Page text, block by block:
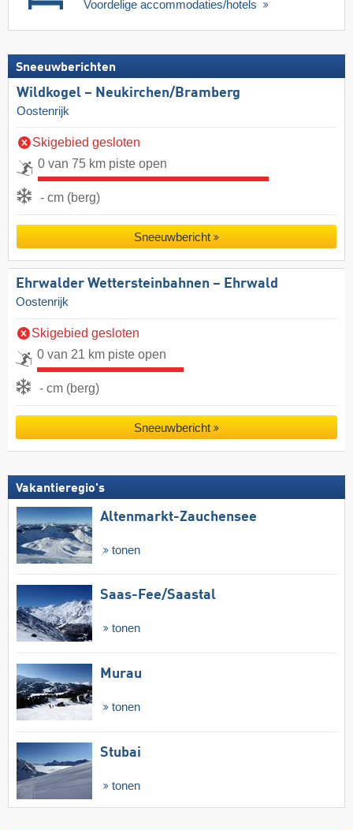
Voordelige accommodaties/hotels
Sneeuwberichten
Wildkogel – Neukirchen/​Bramberg
Oostenrijk
Skigebied gesloten
0 van 75 km piste open
- cm (berg)
Sneeuwbericht
Ehrwalder Wettersteinbahnen – Ehrwald
Oostenrijk
Skigebied gesloten
0 van 21 km piste open
- cm (berg)
Sneeuwbericht
Vakantieregio's
Altenmarkt-Zauchensee
tonen
Saas-Fee/​Saastal
tonen
Murau
tonen
Stubai
tonen